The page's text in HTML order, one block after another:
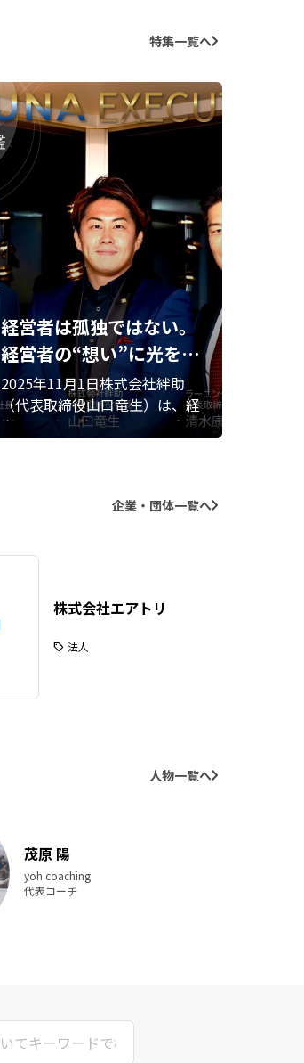
特集一覧へ
経営者は孤独ではない。
経営者の“想い”に光をあ
てる新メディア『KIZUN
A EXECUTIVE』11⽉1⽇
リリース
2025年11⽉1⽇株式会社絆助
（代表取締役⼭⼝⻯⽣）は、経
営者の“⾃分史”を通じて理念を
リリースいたしました。 本プロ
救いたい」という代表⼭⼝⻯⽣
企業・団体一覧へ
株式会社エアトリ
法人
人物一覧へ
茂原 陽
yoh coaching
代表コーチ